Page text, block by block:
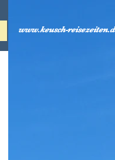
www.keusch-